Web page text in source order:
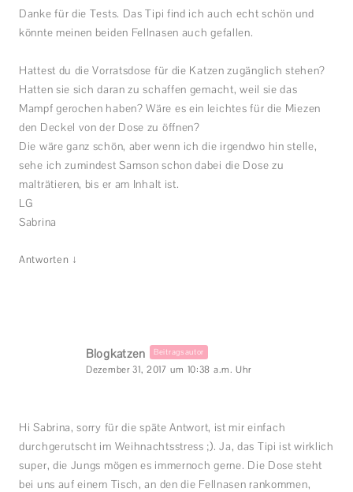
Danke für die Tests. Das Tipi find ich auch echt schön und
könnte meinen beiden Fellnasen auch gefallen.
Hattest du die Vorratsdose für die Katzen zugänglich stehen?
Hatten sie sich daran zu schaffen gemacht, weil sie das
Mampf gerochen haben? Wäre es ein leichtes für die Miezen
den Deckel von der Dose zu öffnen?
Die wäre ganz schön, aber wenn ich die irgendwo hin stelle,
sehe ich zumindest Samson schon dabei die Dose zu
malträtieren, bis er am Inhalt ist.
LG
Sabrina
Antworten ↓
Blogkatzen Beitragsautor
Dezember 31, 2017 um 10:38 a.m. Uhr
Hi Sabrina, sorry für die späte Antwort, ist mir einfach
durchgerutscht im Weihnachtsstress ;). Ja, das Tipi ist wirklich
super, die Jungs mögen es immernoch gerne. Die Dose steht
bei uns auf einem Tisch, an den die Fellnasen rankommen,